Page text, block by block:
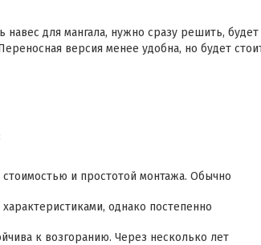
навес для мангала, нужно сразу решить, будет
версия менее удобна, но будет
и простотой монтажа. Обычно
однако постепенно
к возгоранию. Через несколько лет